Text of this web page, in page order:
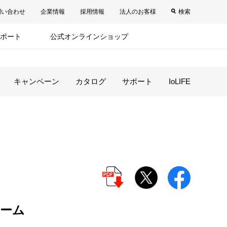
合わせ 企業情報 採用情報 法人のお客様 検索
ート 公式オンラインショップ
キャンペーン カタログ サポート IoLIFE
ム